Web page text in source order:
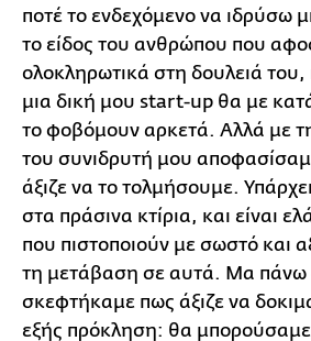
ποτέ το ενδεχόμενο να ιδρύσω
το είδος του ανθρώπου που
ολοκληρωτικά στη δουλειά του,
μια δική μου start-up θα με
το φοβόμουν αρκετά. Αλλά με
του συνιδρυτή μου
άξιζε να το τολμήσουμε.
στα πράσινα κτίρια, και είναι
που πιστοποιούν με σωστό και
τη μετάβαση σε αυτά. Μα πάνω
σκεφτήκαμε πως άξιζε να
εξής πρόκληση: θα